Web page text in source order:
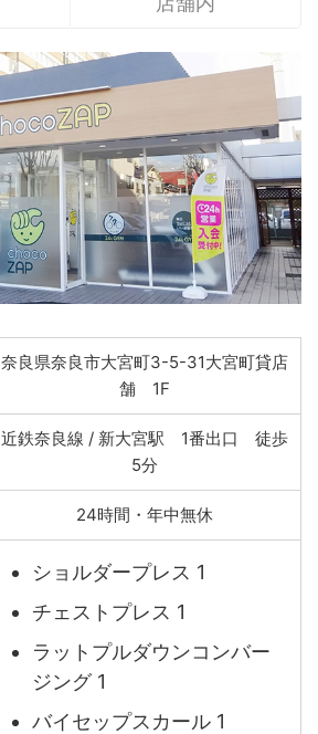
奈良県奈良市大宮町3-5-31大宮町貸店
舗 1F
近鉄奈良線 / 新大宮駅 1番出口 徒歩
5分
24時間・年中無休
ショルダープレス 1
チェストプレス 1
ラットプルダウンコンバー
ジング 1
バイセップスカール 1